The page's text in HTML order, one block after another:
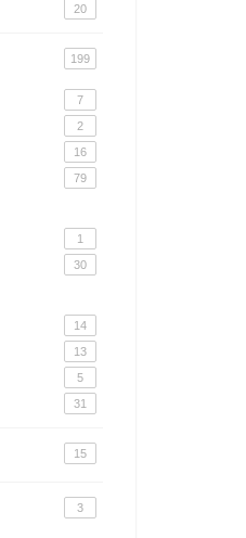
20
199
7
2
16
79
1
30
14
13
5
31
15
3